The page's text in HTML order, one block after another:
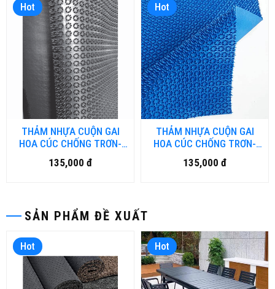
SẢN PHẨM ĐỀ XUẤT
Hot Hot
Hot
THẢM NHỰA CUỘN GAI
HOA CÚC CHỐNG TRƠN-
HN.DN
135,000 đ
Hot
THẢM NHỰA CUỘN GAI
HOA CÚC CHỐNG TRƠN-
HCM.DN
135,000 đ